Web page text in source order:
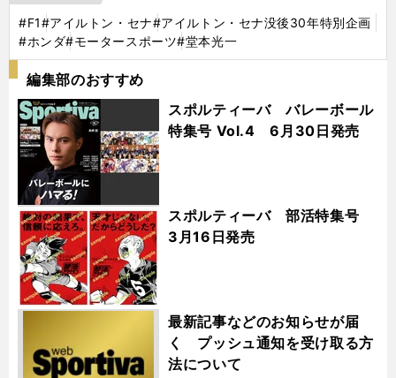
#F1#アイルトン・セナ#アイルトン・セナ没後30年特別企画
#ホンダ#モータースポーツ#堂本光一
編集部のおすすめ
スポルティーバ バレーボール
特集号 Vol.4 6月30日発売
スポルティーバ 部活特集号
3月16日発売
最新記事などのお知らせが届
く プッシュ通知を受け取る方
法について